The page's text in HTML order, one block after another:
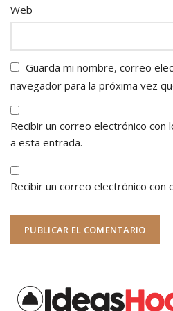
Web
Guarda mi nombre, correo
navegador para la próxima vez
Recibir un correo electrónico con
a esta entrada.
Recibir un correo electrónico con